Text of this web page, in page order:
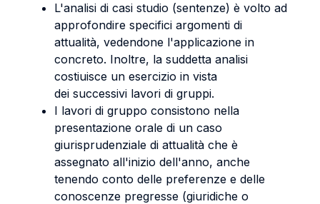
L'analisi di casi studio (sentenze) è volto ad
approfondire specifici argomenti di
attualità, vedendone l'applicazione in
concreto. Inoltre, la suddetta analisi
costiuisce un esercizio in vista
dei successivi lavori di gruppi.
I lavori di gruppo consistono nella
presentazione orale di un caso
giurisprudenziale di attualità che è
assegnato all'inizio dell'anno, anche
tenendo conto delle preferenze e delle
conoscenze pregresse (giuridiche o